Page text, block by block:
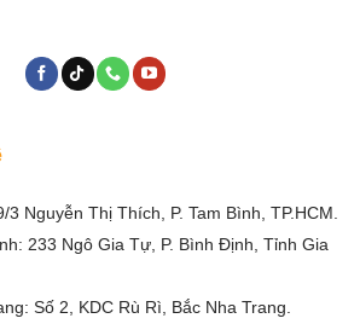
Nguyễn Thị Thích, P. Tam Bình, TP.HCM.
233 Ngô Gia Tự, P. Bình Định, Tỉnh Gia
Số 2, KDC Rù Rì, Bắc Nha Trang.